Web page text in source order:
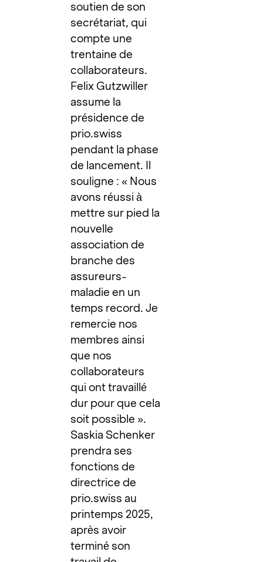
soutien de son
secrétariat, qui
compte une
trentaine de
collaborateurs.
Felix Gutzwiller
assume la
présidence de
prio.swiss
pendant la phase
de lancement. Il
souligne : « Nous
avons réussi à
mettre sur pied la
nouvelle
association de
branche des
assureurs-
maladie en un
temps record. Je
remercie nos
membres ainsi
que nos
collaborateurs
qui ont travaillé
dur pour que cela
soit possible ».
Saskia Schenker
prendra ses
fonctions de
directrice de
prio.swiss au
printemps 2025,
après avoir
terminé son